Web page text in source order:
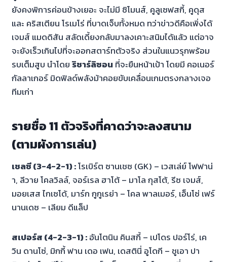
ยังคงพิการค่อนข้างเยอะ จะไม่มี ซิโมนส์, คูลูเซฟสกี้, คูดุส
และ คริสเตียน โรเมโร่ ที่บาดเจ็บทั้งหมด ทว่าข่าวดีคือเพิ่งได้
เจมส์ แมดดิสัน สลัดเดี้ยงกลับมาลงเคาะสนิมได้แล้ว แต่อาจ
จะยังเร็วเกินไปที่จะออกสตาร์ทตัวจริง ส่วนในแนวรุกพร้อม
รบเต็มสูบ นำโดยริชาร์ลิซอนที่จะยืนหน้าเป้า โดยมี คอเนอร์
กัลลาเกอร์ มิดฟิลด์พลังม้าคอยขับเคลื่อนเกมตรงกลางเจอ
ทีมเก่า
รายชื่อ 11 ตัวจริงที่คาดว่าจะลงสนาม
(ตามผังการเล่น)
เชลซี (3-4-2-1) :โรเบิร์ต ซานเชซ (GK) – เวสเล่ย์ โฟฟาน่
า, ลีวาย โคลวิลล์, จอร์เรล ฮาโต้ – มาโล กุสโต้, รีซ เจมส์,
มอยเสส ไกเซโด้, มาร์ก กูกูเรย่า – โคล พาลเมอร์, เอ็นโซ่ เฟร์
นานเดซ – เลียม ดีแล็ป
สเปอร์ส (4-2-3-1) :อันโตนิน คินสกี้ – เปโดร ปอร์โร่, เค
วิน ดานโซ่, มิกกี้ ฟาน เดอ เฟน, เดสตินี่ อูโดกี – ชูเอา ปา